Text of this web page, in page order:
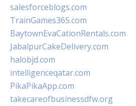
salesforceblogs.com
TrainGames365.com
BaytownEvaCationRentals.com
JabalpurCakeDelivery.com
halobjd.com
intelligenceqatar.com
PikaPikaApp.com
takecareofbusinessdfw.org